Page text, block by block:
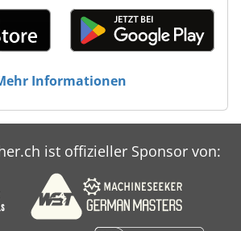
Informationen
ist offizieller Sponsor von: